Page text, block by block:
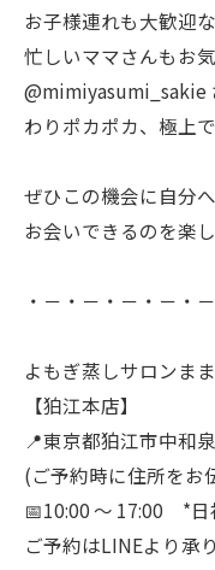
お子様連れも大歓迎な
忙しいママさんもお
@mimiyasumi_sakie
わりポカポカ、極上
ぜひこの機会に自分
お会いできるのを楽
・－・－・－・－・
よもぎ蒸しサロンま
【狛江本店】
📍東京都狛江市中和泉
(ご予約時に住所をお
📅10:00 〜 17:00 *日
ご予約はLINEより承り